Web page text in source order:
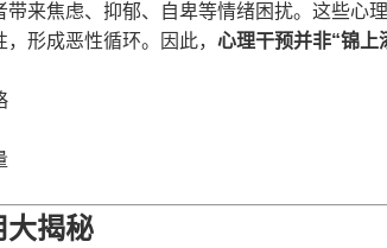
带来焦虑、抑郁、自卑等情绪困扰。这些心
形成恶性循环。因此， 心理干预并非“锦上
大揭秘